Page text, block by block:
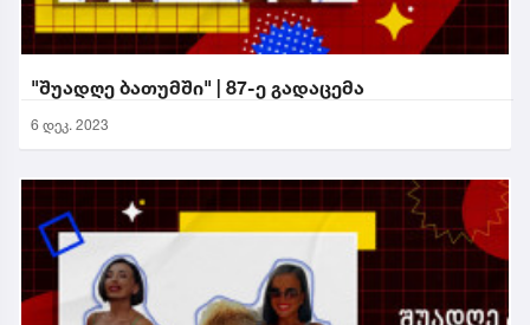
"შუადღე ბათუმში" | 87-ე გადაცემა
6 დეკ. 2023